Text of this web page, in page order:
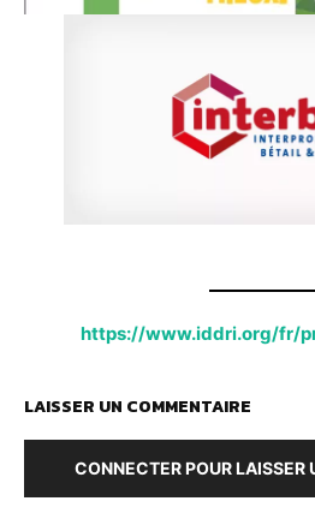
https://www.iddri.org/fr/
LAISSER UN COMMENTAIRE
CONNECTER POUR LAISSER